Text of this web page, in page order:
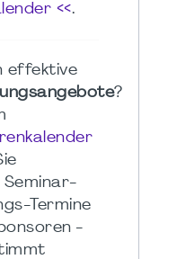
<<.
effektive
?
Seminar-
Termine
-